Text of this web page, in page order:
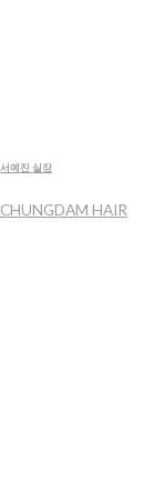
서예진 실장
CHUNGDAM HAIR